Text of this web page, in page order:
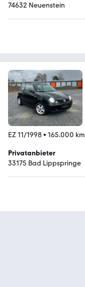
74632 Neuenstein
EZ 11/1998• 165.000 km
Privatanbieter
33175 Bad Lippspringe